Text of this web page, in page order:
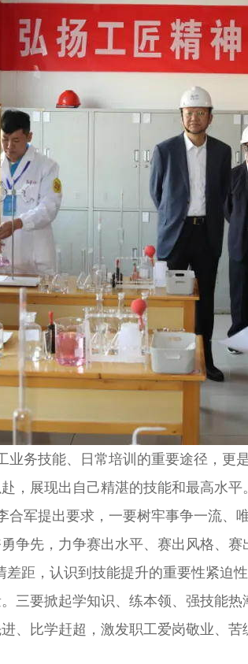
业务技能、日常培训的重要途径，更
，展现出自己精湛的技能和最高水平。
合军提出要求，一要树牢事争一流
争先，力争赛出水平、赛出风格、
距，认识到技能提升的重要性紧迫
三要掀起学知识、练本领、强技能
、比学赶超，激发职工爱岗敬业、苦